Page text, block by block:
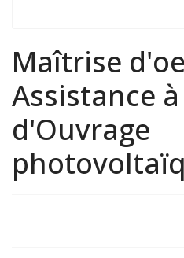
Maîtrise
Assistance
d'Ouvrage